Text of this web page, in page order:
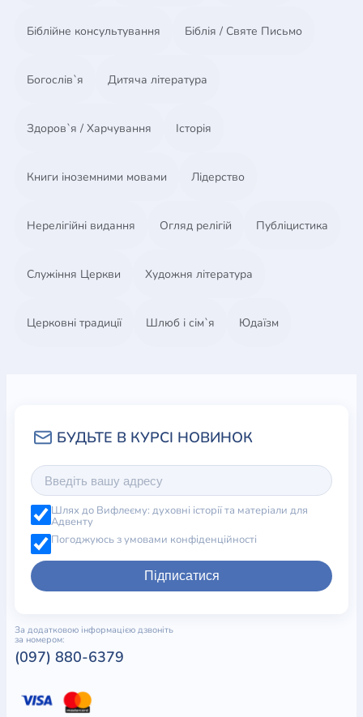
Біблійне консультування Біблія / Святе Письмо
Богослів`я Дитяча література
Здоров`я / Харчування Історія
Книги іноземними мовами Лідерство
Нерелігійні видання Огляд релігій Публіцистика
Служіння Церкви Художня література
Церковні традиції Шлюб і сім`я Юдаїзм
Шлях до Вифлеєму: духовні історії та матеріали для
Адвенту
Погоджуюсь з умовами конфіденційності
Підписатися
За додатковою інформацією дзвоніть
за номером:
(097) 880-6379